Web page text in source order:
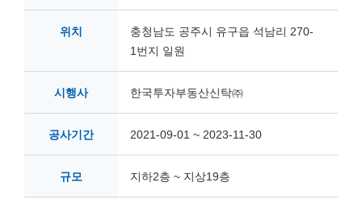
위치
충청남도 공주시 유구읍 석남리 270-
1번지 일원
시행사 한국투자부동산신탁㈜
공사기간 2021-09-01 ~ 2023-11-30
규모 지하2층 ~ 지상19층